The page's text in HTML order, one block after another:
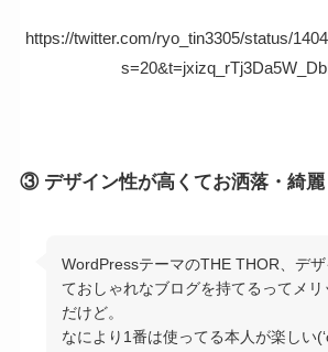
https://twitter.com/ryo_tin3305/status/
③ デザイン性が高くてお洒落・綺麗
WordPressテーマのTHE THOR、デザ
ておしゃれなブログを持てるってメリ
だけど。
なにより1番は使ってる本人が楽しい